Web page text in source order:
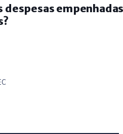
despesas